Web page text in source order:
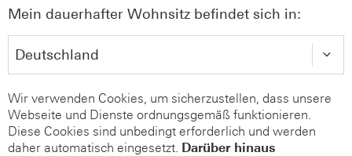
Mein dauerhafter Wohnsitz befindet sich in:
Wir verwenden Cookies, um sicherzustellen, dass unsere
Webseite und Dienste ordnungsgemäß funktionieren.
Diese Cookies sind unbedingt erforderlich und werden
daher automatisch eingesetzt. Darüber hinaus